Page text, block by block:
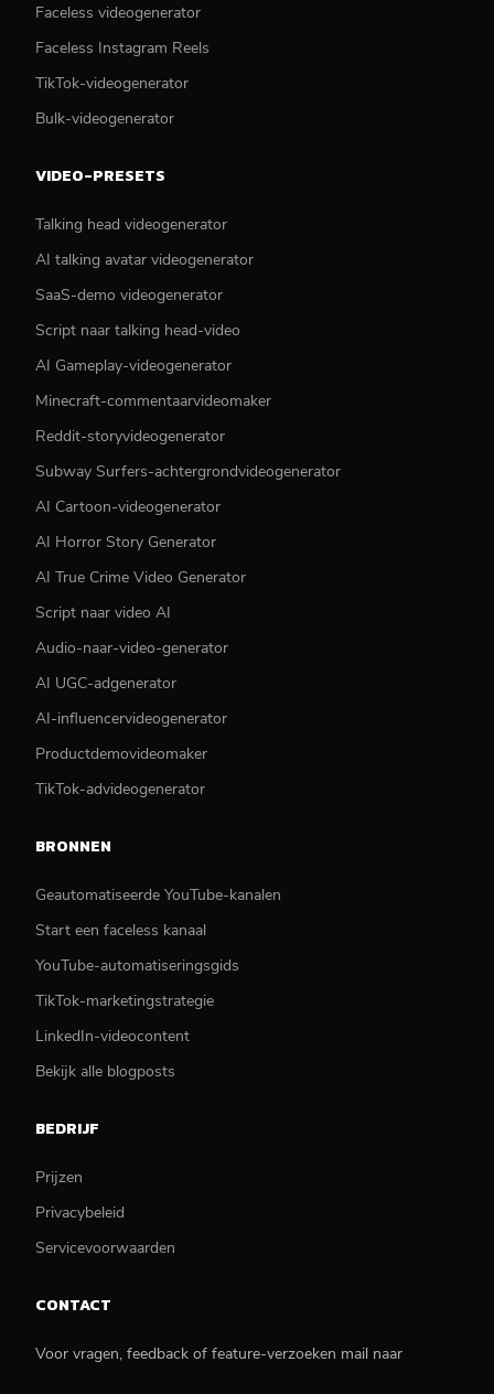
Faceless videogenerator
Faceless Instagram Reels
TikTok-videogenerator
Bulk-videogenerator
VIDEO-PRESETS
Talking head videogenerator
AI talking avatar videogenerator
SaaS-demo videogenerator
Script naar talking head-video
AI Gameplay-videogenerator
Minecraft-commentaarvideomaker
Reddit-storyvideogenerator
Subway Surfers-achtergrondvideogenerator
AI Cartoon-videogenerator
AI Horror Story Generator
AI True Crime Video Generator
Script naar video AI
Audio-naar-video-generator
AI UGC-adgenerator
AI-influencervideogenerator
Productdemovideomaker
TikTok-advideogenerator
BRONNEN
Geautomatiseerde YouTube-kanalen
Start een faceless kanaal
YouTube-automatiseringsgids
TikTok-marketingstrategie
LinkedIn-videocontent
Bekijk alle blogposts
BEDRIJF
Prijzen
Privacybeleid
Servicevoorwaarden
CONTACT
Voor vragen, feedback of feature-verzoeken mail naar